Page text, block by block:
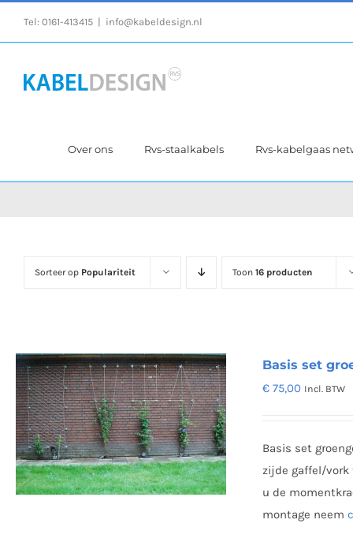
Tel: 0161-413415 info@kabeldesign.nl
Over ons Rvs-staalkabels Rvs-kabelgaas
Sorteer op Populariteit Toon 16 producten
Basis set
€ 75,00 Incl. BTW
Basis set
zijde gaffel/vork
u de
montage neem